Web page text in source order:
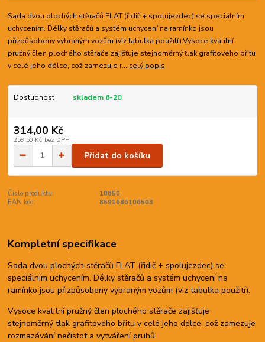
Sada dvou plochých stěračů FLAT (řidič + spolujezdec) se speciálním
uchycením. Délky stěračů a systém uchycení na ramínko jsou
přizpůsobeny vybraným vozům (viz tabulka použití).Vysoce kvalitní
pružný člen plochého stěrače zajišťuje stejnoměrný tlak grafitového břitu
v celé jeho délce, což zamezuje r... celý popis
Dostupnost skladem 6-20
314,00 Kč
259,50 Kč bez DPH
Přidat do košíku
Číslo produktu:
10650
EAN kód:
8591686106503
Kompletní specifikace
Sada dvou plochých stěračů FLAT (řidič + spolujezdec) se
speciálním uchycením. Délky stěračů a systém uchycení na
ramínko jsou přizpůsobeny vybraným vozům (viz tabulka použití).
Vysoce kvalitní pružný člen plochého stěrače zajišťuje
stejnoměrný tlak grafitového břitu v celé jeho délce, což zamezuje
rozmazávání nečistot a vytváření pruhů.